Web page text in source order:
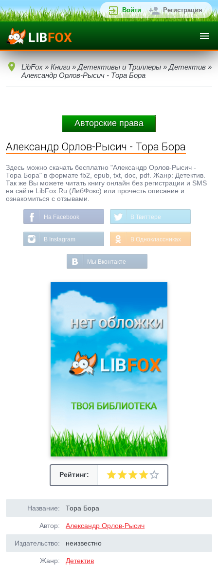
Войти Регистрация
LibFox » Книги » Детективы и Триллеры » Детектив »
Александр Орлов-Рысич - Тора Бора
Авторские права
Александр Орлов-Рысич - Тора Бора
Здесь можно скачать бесплатно "Александр Орлов-Рысич -
Тора Бора" в формате fb2, epub, txt, doc, pdf. Жанр: Детектив.
Так же Вы можете читать книгу онлайн без регистрации и SMS
на сайте LibFox.Ru (ЛибФокс) или прочесть описание и
ознакомиться с отзывами.
На Facebook В Твиттере
В Instagram В Одноклассниках
Мы Вконтакте
Рейтинг:
Название: Тора Бора
Автор: Александр Орлов-Рысич
Издательство: неизвестно
Жанр: Детектив